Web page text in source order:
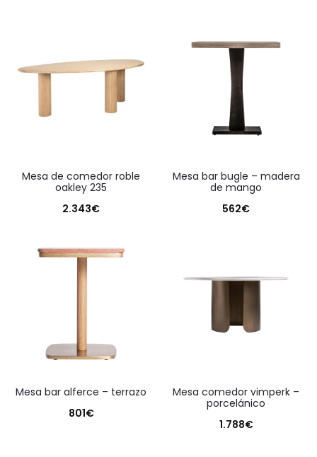
mesa de comedor roble
oakley 235
2.343€
mesa bar bugle – madera
de mango
562€
mesa bar alferce – terrazo
801€
mesa comedor vimperk –
porcelánico
1.788€